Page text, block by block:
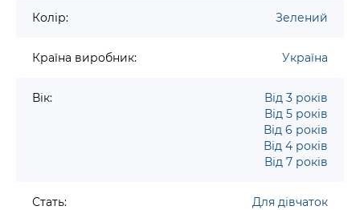
Колір: Зелений
Країна виробник: Україна
Вік:
Від 3 років
Від 5 років
Від 6 років
Від 4 років
Від 7 років
Стать:
Для дівчаток